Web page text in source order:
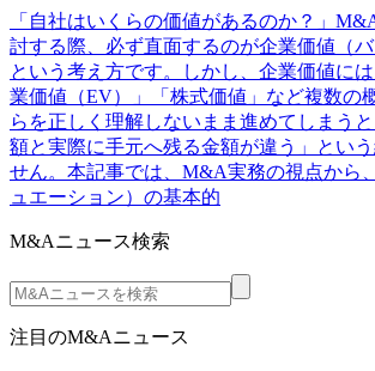
「自社はいくらの価値があるのか？」
討する際、必ず直面するのが企業価値（バ
という考え方です。しかし、企業価値に
業価値（EV）」「株式価値」など複数の
らを正しく理解しないまま進めてしまう
額と実際に手元へ残る金額が違う」とい
せん。本記事では、M&A実務の視点から
ュエーション）の基本的
M&Aニュース検索
注目のM&Aニュース